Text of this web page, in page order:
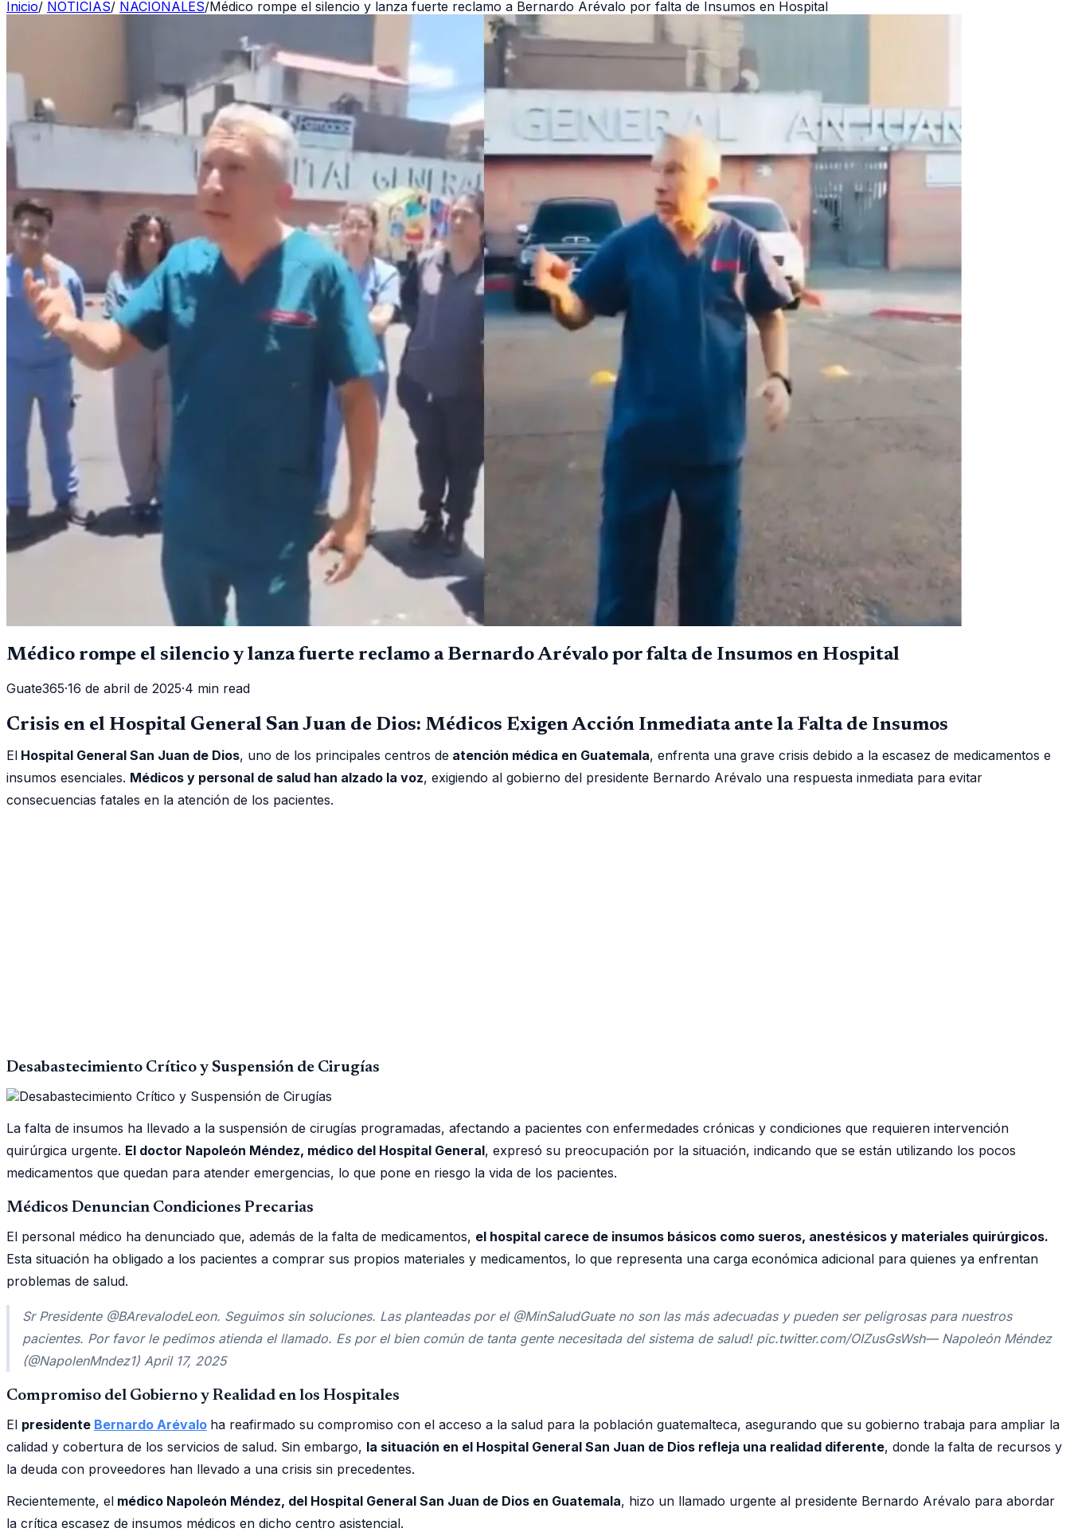
Inicio/ NOTICIAS/ NACIONALES/Médico rompe el silencio y lanza fuerte reclamo a Bernardo Arévalo por falta de Insumos en Hospital
Médico rompe el silencio y lanza fuerte reclamo a Bernardo Arévalo por falta de Insumos en Hospital
Guate365·16 de abril de 2025·4 min read
Crisis en el Hospital General San Juan de Dios: Médicos Exigen Acción Inmediata ante la Falta de Insumos
El Hospital General San Juan de Dios, uno de los principales centros de atención médica en Guatemala, enfrenta una grave crisis debido a la escasez de medicamentos e
insumos esenciales. Médicos y personal de salud han alzado la voz, exigiendo al gobierno del presidente Bernardo Arévalo una respuesta inmediata para evitar
consecuencias fatales en la atención de los pacientes.
Desabastecimiento Crítico y Suspensión de Cirugías
La falta de insumos ha llevado a la suspensión de cirugías programadas, afectando a pacientes con enfermedades crónicas y condiciones que requieren intervención
quirúrgica urgente. El doctor Napoleón Méndez, médico del Hospital General, expresó su preocupación por la situación, indicando que se están utilizando los pocos
medicamentos que quedan para atender emergencias, lo que pone en riesgo la vida de los pacientes.
Médicos Denuncian Condiciones Precarias
El personal médico ha denunciado que, además de la falta de medicamentos, el hospital carece de insumos básicos como sueros, anestésicos y materiales quirúrgicos.
Esta situación ha obligado a los pacientes a comprar sus propios materiales y medicamentos, lo que representa una carga económica adicional para quienes ya enfrentan
problemas de salud.
Sr Presidente @BArevalodeLeon. Seguimos sin soluciones. Las planteadas por el @MinSaludGuate no son las más adecuadas y pueden ser peligrosas para nuestros
pacientes. Por favor le pedimos atienda el llamado. Es por el bien común de tanta gente necesitada del sistema de salud! pic.twitter.com/OIZusGsWsh— Napoleón Méndez
(@NapolenMndez1) April 17, 2025
Compromiso del Gobierno y Realidad en los Hospitales
El presidente Bernardo Arévalo ha reafirmado su compromiso con el acceso a la salud para la población guatemalteca, asegurando que su gobierno trabaja para ampliar la
calidad y cobertura de los servicios de salud. Sin embargo, la situación en el Hospital General San Juan de Dios refleja una realidad diferente, donde la falta de recursos y
la deuda con proveedores han llevado a una crisis sin precedentes.
Recientemente, el médico Napoleón Méndez, del Hospital General San Juan de Dios en Guatemala, hizo un llamado urgente al presidente Bernardo Arévalo para abordar
la crítica escasez de insumos médicos en dicho centro asistencial.